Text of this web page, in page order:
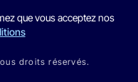
que vous acceptez nos
droits réservés.